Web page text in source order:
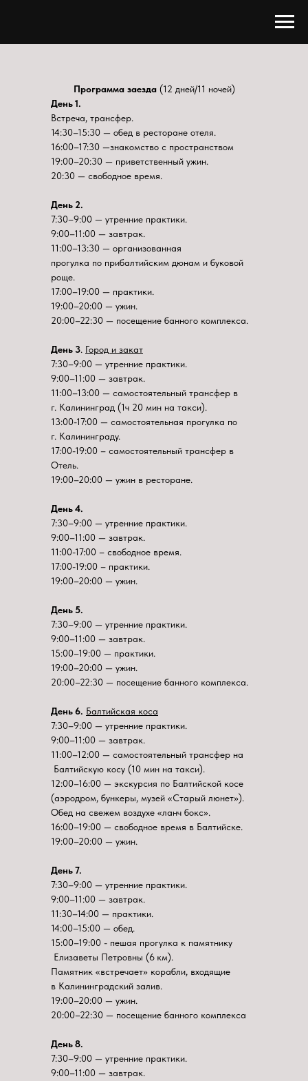
Программа заезда (12 дней/11 ночей)
День 1.
Встреча, трансфер.
14:30–15:30 — обед в ресторане отеля.
16:00–17:30 —знакомство с пространством
19:00–20:30 — приветственный ужин.
20:30 — свободное время.
День 2.
7:30–9:00 — утренние практики.
9:00–11:00 — завтрак.
11:00–13:30 — организованная
прогулка по прибалтийским дюнам и буковой
роще.
17:00–19:00 — практики.
19:00–20:00 — ужин.
20:00–22:30 — посещение банного комплекса.
День 3. Город и закат
7:30–9:00 — утренние практики.
9:00–11:00 — завтрак.
11:00–13:00 — самостоятельный трансфер в
г. Калининград (1ч 20 мин на такси).
13:00-17:00 — самостоятельная прогулка по
г. Калининграду.
17:00-19:00 – самостоятельный трансфер в
Отель.
19:00–20:00 — ужин в ресторане.
День 4.
7:30–9:00 — утренние практики.
9:00–11:00 — завтрак.
11:00-17:00 – свободное время.
17:00-19:00 – практики.
19:00–20:00 — ужин.
День 5.
7:30–9:00 — утренние практики.
9:00–11:00 — завтрак.
15:00–19:00 — практики.
19:00–20:00 — ужин.
20:00–22:30 — посещение банного комплекса.
День 6. Балтийская коса
7:30–9:00 — утренние практики.
9:00–11:00 — завтрак.
11:00–12:00 — самостоятельный трансфер на
Балтийскую косу (10 мин на такси).
12:00–16:00 — экскурсия по Балтийской косе
(аэродром, бункеры, музей «Старый люнет»).
Обед на свежем воздухе «ланч бокс».
16:00–19:00 — свободное время в Балтийске.
19:00–20:00 — ужин.
День 7.
7:30–9:00 — утренние практики.
9:00–11:00 — завтрак.
11:30–14:00 — практики.
14:00–15:00 — обед.
15:00–19:00 - пешая прогулка к памятнику
Елизаветы Петровны (6 км).
Памятник «встречает» корабли, входящие
в Калининградский залив.
19:00–20:00 — ужин.
20:00–22:30 — посещение банного комплекса
День 8.
7:30–9:00 — утренние практики.
9:00–11:00 — завтрак.